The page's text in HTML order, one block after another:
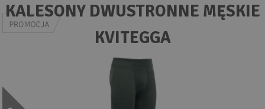
KALESONY DWUSTRONNE MĘSKIE
KVITEGGA